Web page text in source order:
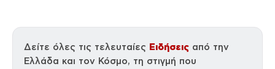
Δείτε όλες τις τελευταίες Ειδήσεις από την
Ελλάδα και τον Κόσμο, τη στιγμή που